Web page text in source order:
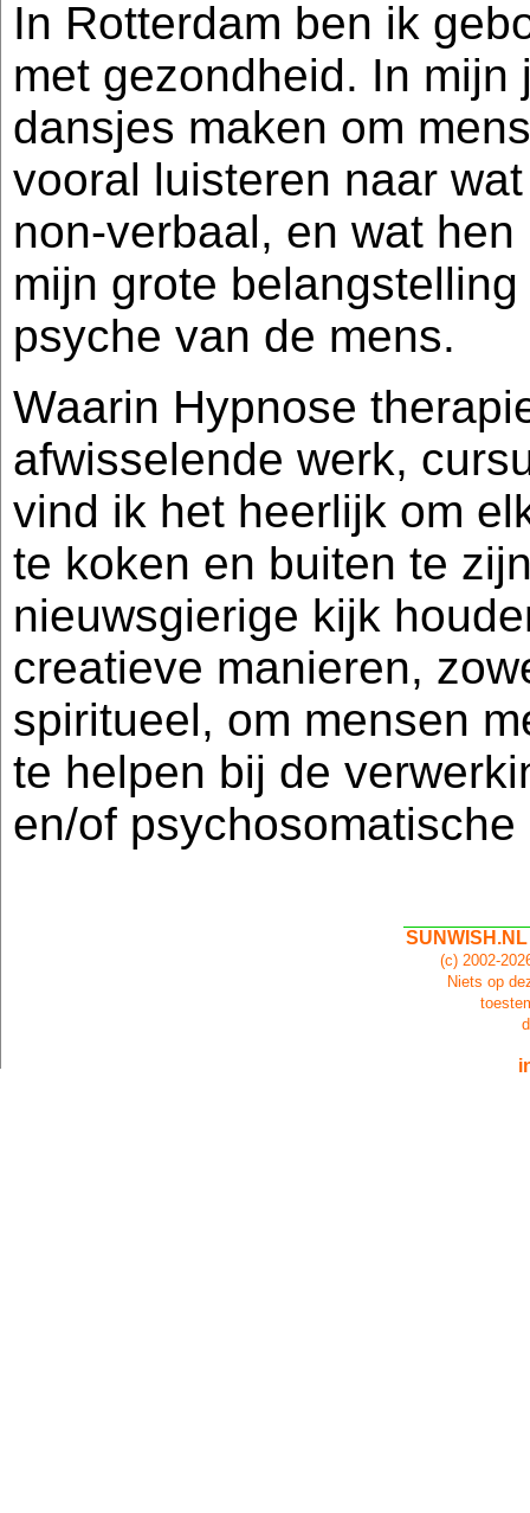
In Rotterdam ben ik
met gezondheid. In
dansjes maken om
vooral luisteren naar
non-verbaal, en wat
mijn grote
psyche van de mens.
Waarin Hypnose
afwisselende werk,
vind ik het heerlijk om
te koken en buiten te
nieuwsgierige kijk
creatieve manieren,
spiritueel, om mensen
te helpen bij de
en/of
(c) 2002-
Niets op